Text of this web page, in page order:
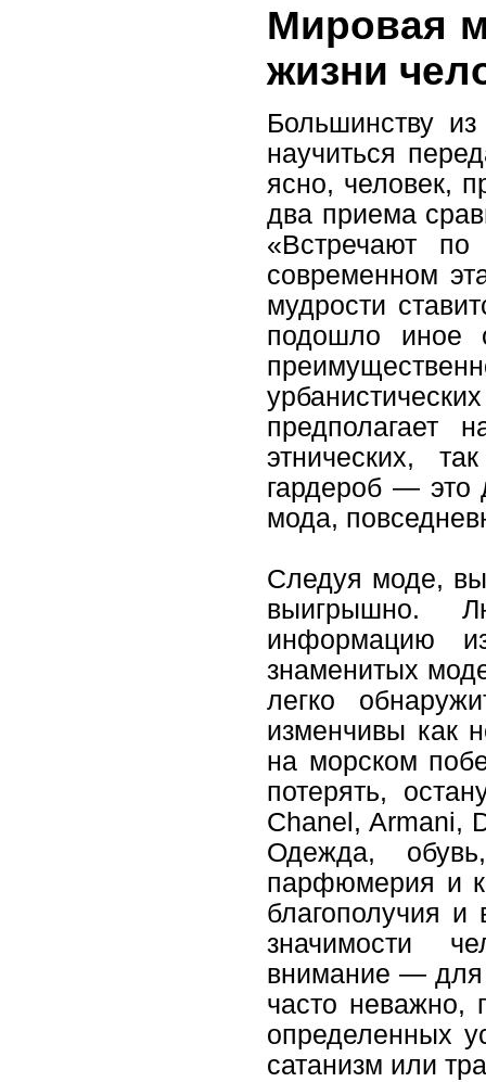
Мировая
жизни
Большинству
научиться
ясно, человек,
два приема
«Встречают
современном
мудрости
подошло иное
предполагает
этнических,
гардероб — это
мода,
Следуя моде, вы
выигрышно.
информацию
знаменитых
легко
изменчивы как
на морском
потерять,
Chanel, Armani,
Одежда,
парфюмерия и
благополучия и
значимости
внимание — для
часто неважно,
определенных
сатанизм или